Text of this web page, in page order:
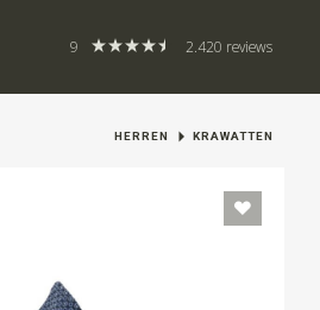
9 2.420 reviews
HERREN KRAWATTEN